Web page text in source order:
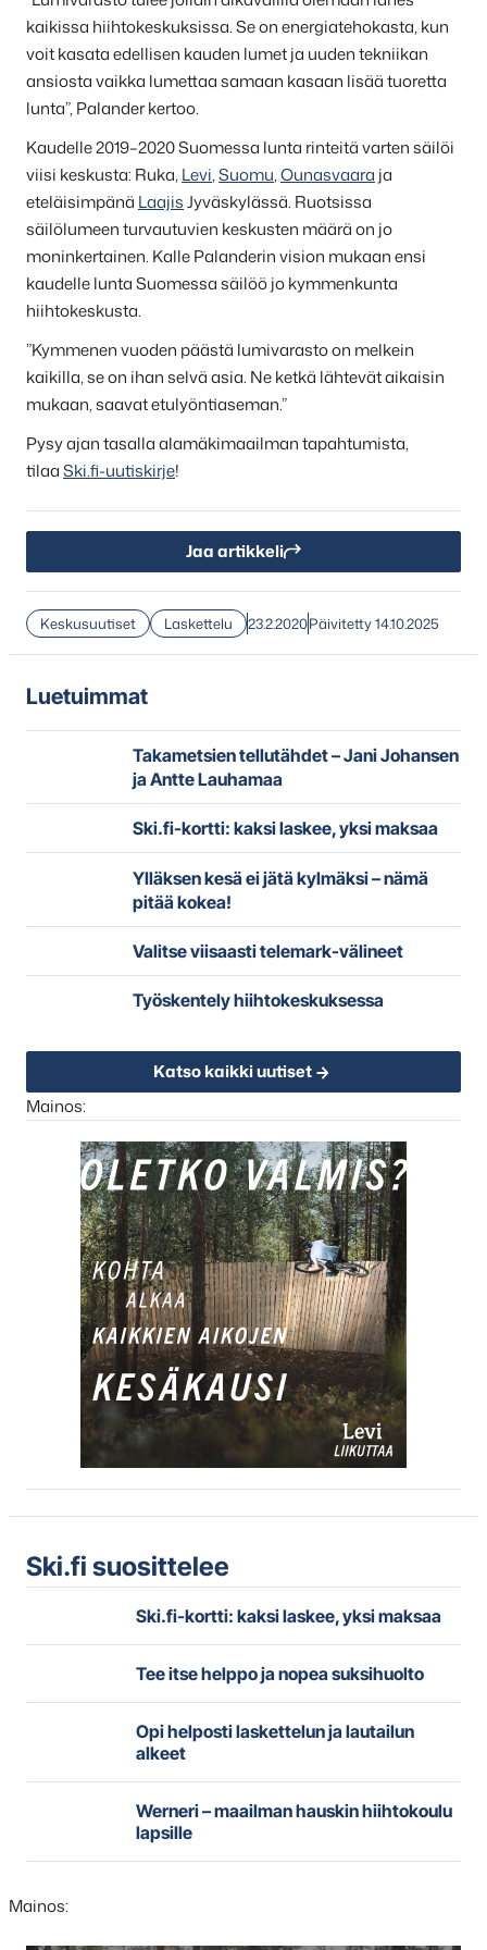
kaikissa hiihtokeskuksissa. Se on energiatehokasta, kun
voit kasata edellisen kauden lumet ja uuden tekniikan
ansiosta vaikka lumettaa samaan kasaan lisää tuoretta
lunta”, Palander kertoo.
Kaudelle 2019–2020 Suomessa lunta rinteitä varten säilöi
viisi keskusta: Ruka,Levi,Suomu,Ounasvaara ja
eteläisimpänä LaajisJyväskylässä. Ruotsissa
säilölumeen turvautuvien keskusten määrä on jo
moninkertainen. Kalle Palanderin vision mukaan ensi
kaudelle lunta Suomessa säilöö jo kymmenkunta
hiihtokeskusta.
”Kymmenen vuoden päästä lumivarasto on melkein
kaikilla, se on ihan selvä asia. Ne ketkä lähtevät aikaisin
mukaan, saavat etulyöntiaseman.”
Pysy ajan tasalla alamäkimaailman tapahtumista,
tilaaSki.fi-uutiskirje!
Jaa artikkeli
Keskusuutiset Laskettelu 23.2.2020Päivitetty 14.10.2025
Luetuimmat
Takametsien tellutähdet – Jani Johansen
ja Antte Lauhamaa
Ski.fi-kortti: kaksi laskee, yksi maksaa
Ylläksen kesä ei jätä kylmäksi – nämä
pitää kokea!
Valitse viisaasti telemark-välineet
Työskentely hiihtokeskuksessa
Katso kaikki uutiset
Mainos:
Ski.fi suosittelee
Ski.fi-kortti: kaksi laskee, yksi maksaa
Tee itse helppo ja nopea suksihuolto
Opi helposti laskettelun ja lautailun
alkeet
Werneri – maailman hauskin hiihtokoulu
lapsille
Mainos: